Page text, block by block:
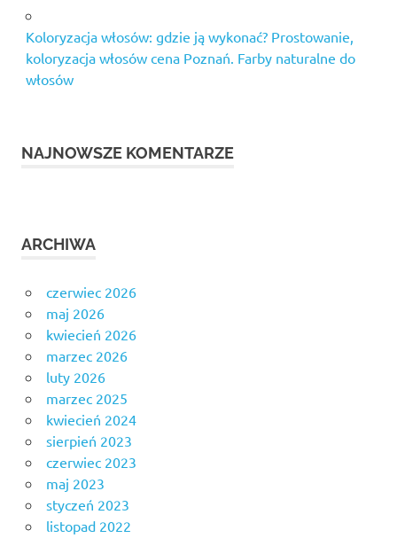
Koloryzacja włosów: gdzie ją wykonać? Prostowanie,
koloryzacja włosów cena Poznań. Farby naturalne do
włosów
NAJNOWSZE KOMENTARZE
ARCHIWA
czerwiec 2026
maj 2026
kwiecień 2026
marzec 2026
luty 2026
marzec 2025
kwiecień 2024
sierpień 2023
czerwiec 2023
maj 2023
styczeń 2023
listopad 2022